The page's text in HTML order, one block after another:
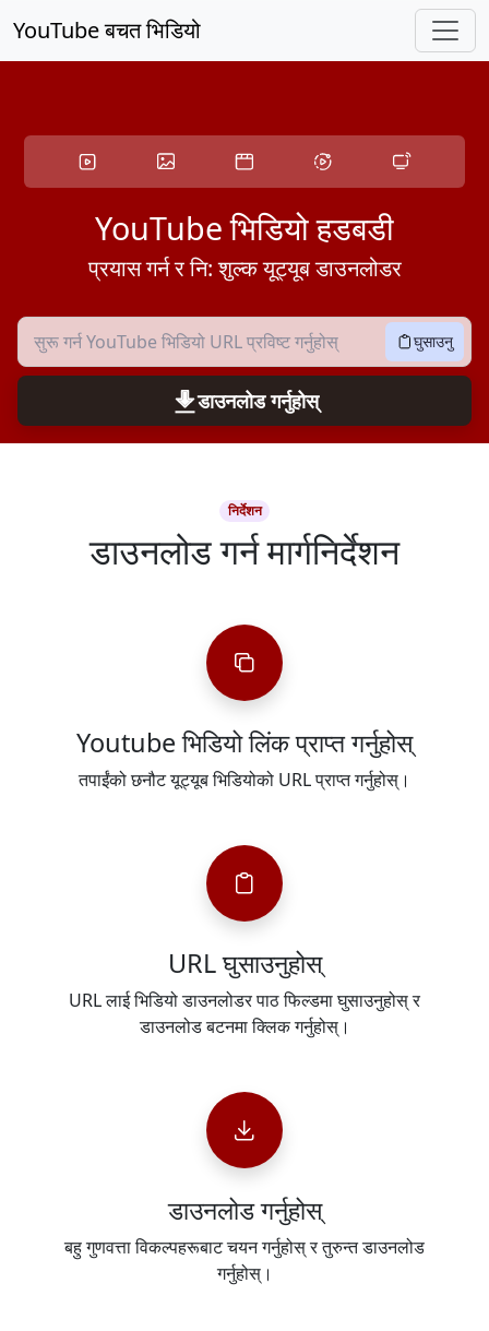
YouTube बचत भिडियो
YouTube भिडियो हडबडी
प्रयास गर्न र नि: शुल्क यूट्यूब डाउनलोडर
घुसाउनु
डाउनलोड गर्नुहोस्
निर्देशन
डाउनलोड गर्न मार्गनिर्देशन
Youtube भिडियो लिंक प्राप्त गर्नुहोस्
तपाईंको छनौट यूट्यूब भिडियोको URL प्राप्त गर्नुहोस्।
URL घुसाउनुहोस्
URL लाई भिडियो डाउनलोडर पाठ फिल्डमा घुसाउनुहोस् र
डाउनलोड बटनमा क्लिक गर्नुहोस्।
डाउनलोड गर्नुहोस्
बहु गुणवत्ता विकल्पहरूबाट चयन गर्नुहोस् र तुरुन्त डाउनलोड
गर्नुहोस्।